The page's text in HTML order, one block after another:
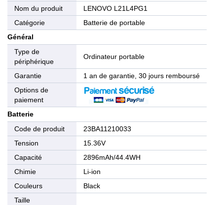
Nom du produit
LENOVO L21L4PG1
Catégorie
Batterie de portable
Général
Type de
périphérique
Ordinateur portable
Garantie
1 an de garantie, 30 jours remboursé
Options de
paiement
Batterie
Code de produit
23BA11210033
Tension
15.36V
Capacité
2896mAh/44.4WH
Chimie
Li-ion
Couleurs
Black
Taille